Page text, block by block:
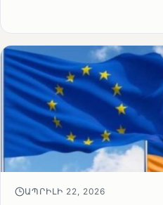
ԱՊՐԻԼԻ 22, 2026